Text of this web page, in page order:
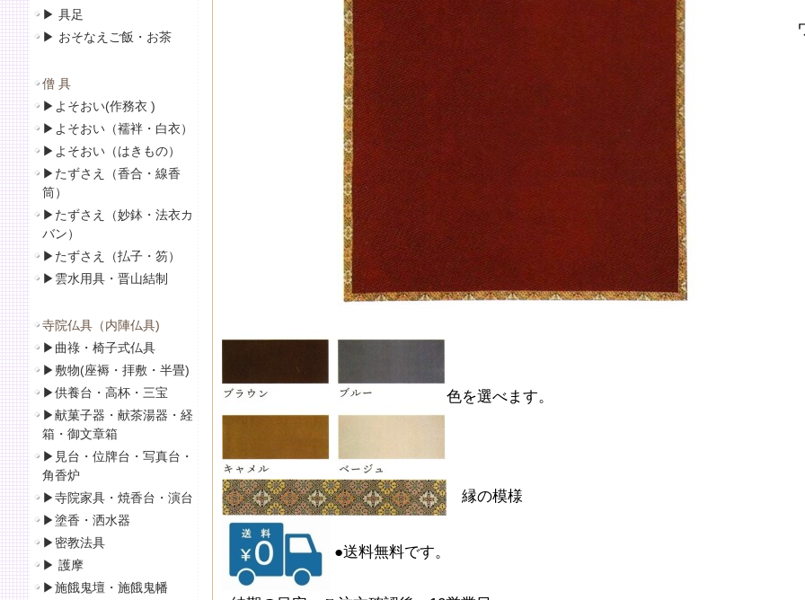
▶ 具足
▶ おそなえご飯・お茶
僧 具
▶ よそおい(作務衣 )
▶ よそおい（襦袢・白衣）
▶ よそおい（はきもの）
▶ たずさえ（香合・線香
筒）
▶ たずさえ（妙鉢・法衣カ
バン）
▶ たずさえ（払子・笏）
▶ 雲水用具・晋山結制
寺院仏具（内陣仏具)
▶ 曲祿・椅子式仏具
▶ 敷物(座褥・拝敷・半畳)
▶供養台・高杯・三宝
▶献菓子器・献茶湯器・経
箱・御文章箱
▶ 見台・位牌台・写真台・
角香炉
▶寺院家具・焼香台・演台
▶塗香・洒水器
▶ 密教法具
▶ 護摩
▶施餓鬼壇・施餓鬼幡
色を選べます。
縁の模様
●送料無料です。